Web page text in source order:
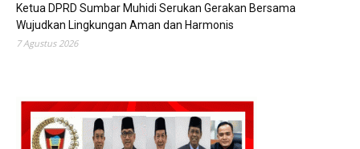
Ketua DPRD Sumbar Muhidi Serukan Gerakan Bersama
Wujudkan Lingkungan Aman dan Harmonis
7 Agustus 2026